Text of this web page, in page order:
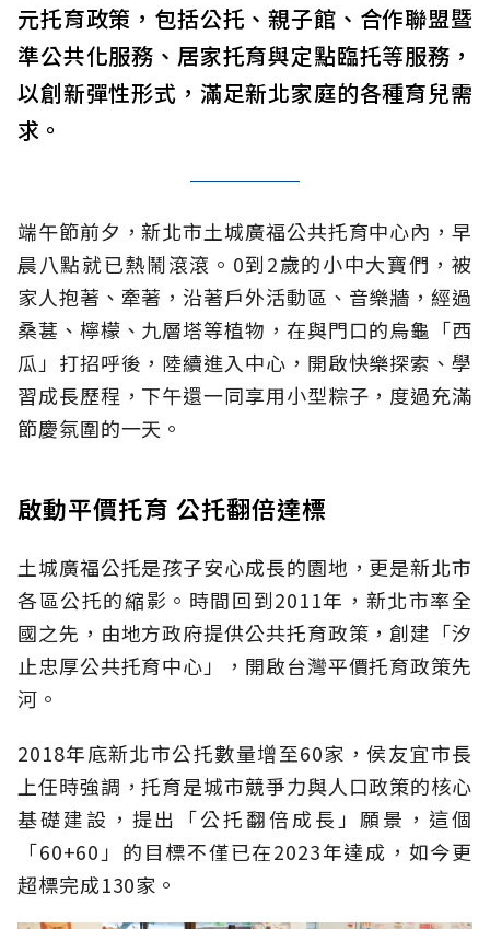
元托育政策，包括公托、親子館、合作聯盟暨
準公共化服務、居家托育與定點臨托等服務，
以創新彈性形式，滿足新北家庭的各種育兒需
求。
端午節前夕，新北市土城廣福公共托育中心內，早
晨八點就已熱鬧滾滾。0到2歲的小中大寶們，被
家人抱著、牽著，沿著戶外活動區、音樂牆，經過
桑葚、檸檬、九層塔等植物，在與門口的烏龜「西
瓜」打招呼後，陸續進入中心，開啟快樂探索、學
習成長歷程，下午還一同享用小型粽子，度過充滿
節慶氛圍的一天。
啟動平價托育 公托翻倍達標
土城廣福公托是孩子安心成長的園地，更是新北市
各區公托的縮影。時間回到2011年，新北市率全
國之先，由地方政府提供公共托育政策，創建「汐
止忠厚公共托育中心」，開啟台灣平價托育政策先
河。
2018年底新北市公托數量增至60家，侯友宜市長
上任時強調，托育是城市競爭力與人口政策的核心
基礎建設，提出「公托翻倍成長」願景，這個
「60+60」的目標不僅已在2023年達成，如今更
超標完成130家。